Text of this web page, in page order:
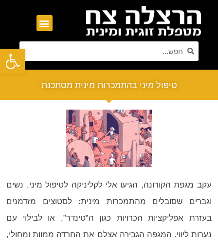
פתח סרגל נגישות
טיפול מיני בהתמכרות מינית מסתכנת
עקב מגפת הקורונה, הגיעו אלי לקליניקה לטיפול מיני, נשים
וגברים שסובלים מהתמכרות מינית: לסטוצים מזדמנים
בעזרת אפליקציות הכרויות כגון ה”טינדר”, או לבילוי עם
נערות ליווי. המגפה הגבירה אצלם את החרדה ממוות ומחולי,